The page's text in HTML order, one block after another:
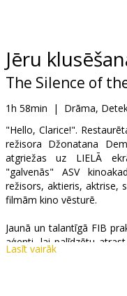
B2B
Kino
Klubs
Jēru
The Silence of
1h 58min | Drāma,
"Hello, Clarice!".
režisora Džonatana
atgriežas uz LIELĀ
"galvenās" ASV
režisors, aktieris, aktrise,
filmām kino vēsturē.
Jaunā un talantīgā FIB
aģenti, lai palīdzētu
psihopātisks sērijveida
Lasīt vairāk